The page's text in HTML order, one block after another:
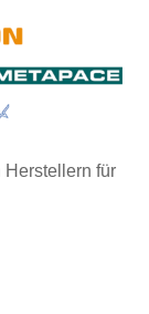
Herstellern für